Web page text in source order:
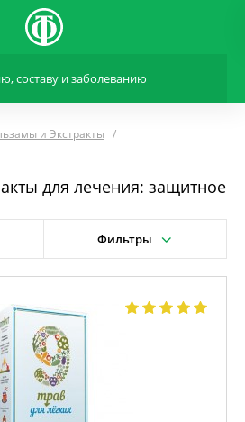
и Экстракты
для лечения: защитное
Фильтры